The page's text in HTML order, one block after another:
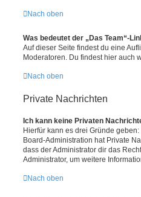
Nach oben
Was bedeutet der „Das Team“-
Auf dieser Seite findest du eine
Moderatoren. Du findest hier auch
Nach oben
Private Nachrichten
Ich kann keine Privaten
Hierfür kann es drei Gründe
Board-Administration hat Private
dass der Administrator dir das
Administrator, um weitere
Nach oben